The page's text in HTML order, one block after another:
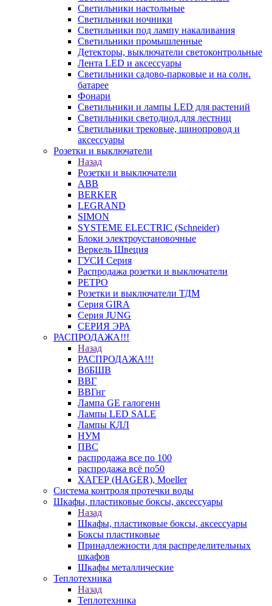
Светильники настольные
Светильники ночники
Светильники под лампу накаливания
Светильники промышленные
Детекторы, выключатели светоконтрольные
Лента LED и аксессуары
Светильники садово-парковые и на солн.
батарее
Фонари
Светильники и лампы LED для растений
Светильники светодиод.для лестниц
Светильники трековые, шинопровод и
аксессуары
Розетки и выключатели
Назад
Розетки и выключатели
ABB
BERKER
LEGRAND
SIMON
SYSTEME ELECTRIC (Schneider)
Блоки электроустановочные
Веркель Швеция
ГУСИ Серия
Распродажа розетки и выключатели
РЕТРО
Розетки и выключатели ТДМ
Серия GIRA
Серия JUNG
СЕРИЯ ЭРА
РАСПРОДАЖА!!!
Назад
РАСПРОДАЖА!!!
ВбБШВ
ВВГ
ВВГнг
Лампа GE галогенн
Лампы LED SALE
Лампы КЛЛ
НУМ
ПВС
распродажа все по 100
распродажа всё по50
ХАГЕР (HAGER), Moeller
Система контроля протечки воды
Шкафы, пластиковые боксы, аксессуары
Назад
Шкафы, пластиковые боксы, аксессуары
Боксы пластиковые
Принадлежности для распределительных
шкафов
Шкафы металлические
Теплотехника
Назад
Теплотехника